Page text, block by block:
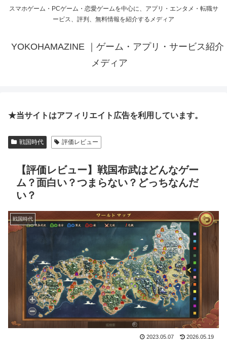
スマホゲーム・PCゲーム・恋愛ゲームを中心に、アプリ・エンタメ・転職サ
ービス、評判、無料情報を紹介するメディア
YOKOHAMAZINE ｜ゲーム・アプリ・サービス紹介
メディア
★当サイトはアフィリエイト広告を利用しています。
戦国時代 評価レビュー
【評価レビュー】戦国布武はどんなゲー
ム？面白い？つまらない？どっちなんだ
い？
戦国時代
2023.05.07 2026.05.19